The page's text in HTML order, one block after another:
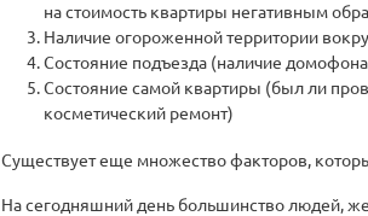
на стоимость квартиры негативным
Наличие огороженной территории
Состояние подъезда (наличие
Состояние самой квартиры (был ли
косметический ремонт)
Существует еще множество факторов,
На сегодняшний день большинство людей,